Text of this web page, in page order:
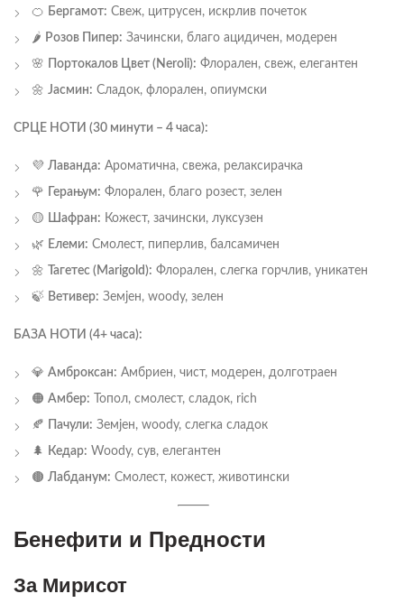
🍊 Бергамот: Свеж, цитрусен, искрлив почеток
🌶️ Розов Пипер: Зачински, благо ацидичен, модерен
🌸 Портокалов Цвет (Neroli): Флорален, свеж, елегантен
🌼 Јасмин: Сладок, флорален, опиумски
СРЦЕ НОТИ (30 минути – 4 часа):
💜 Лаванда: Ароматична, свежа, релаксирачка
🌹 Герањум: Флорален, благо розест, зелен
🟡 Шафран: Кожест, зачински, луксузен
🌿 Елеми: Смолест, пиперлив, балсамичен
🌼 Тагетес (Marigold): Флорален, слегка горчлив, уникатен
🍃 Ветивер: Земјен, woody, зелен
БАЗА НОТИ (4+ часа):
💎 Амброксан: Амбриен, чист, модерен, долготраен
🟠 Амбер: Топол, смолест, сладок, rich
🍂 Пачули: Земјен, woody, слегка сладок
🌲 Кедар: Woody, сув, елегантен
🟤 Лабданум: Смолест, кожест, животински
Бенефити и Предности
За Мирисот